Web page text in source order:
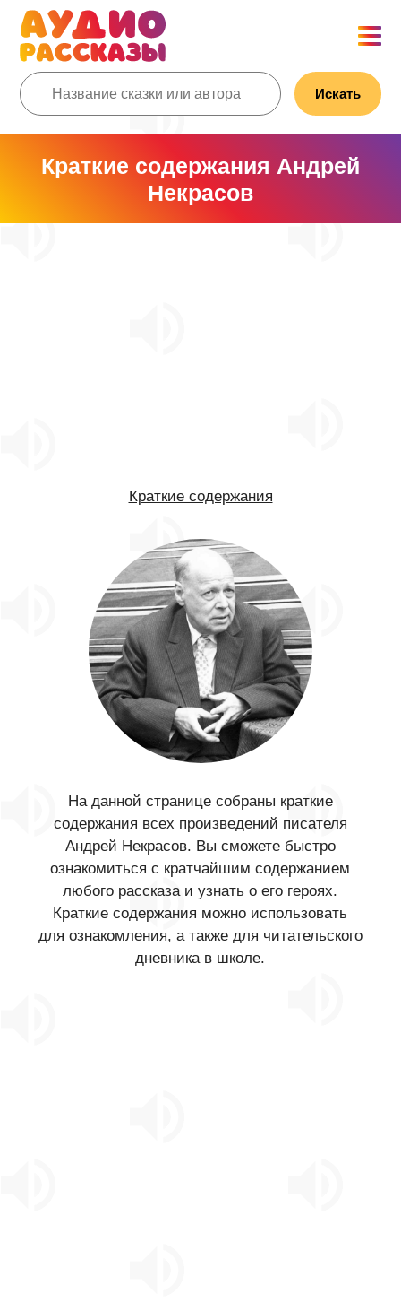
Искать
Краткие содержания Андрей
Некрасов
Краткие содержания
На данной странице собраны краткие
содержания всех произведений писателя
Андрей Некрасов. Вы сможете быстро
ознакомиться с кратчайшим содержанием
любого рассказа и узнать о его героях.
Краткие содержания можно использовать
для ознакомления, а также для читательского
дневника в школе.